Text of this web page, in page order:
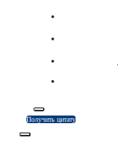
Получить цитату